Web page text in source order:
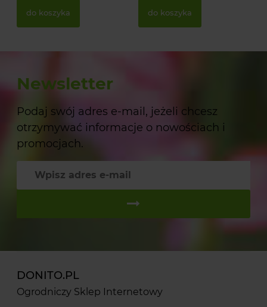
do koszyka do koszyka
Newsletter
Podaj swój adres e-mail, jeżeli chcesz
otrzymywać informacje o nowościach i
promocjach.
DONITO.PL
Ogrodniczy Sklep Internetowy